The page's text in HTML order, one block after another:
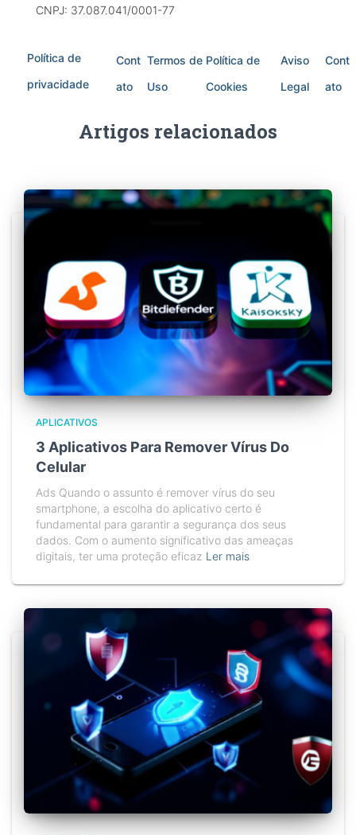
CNPJ: 37.087.041/0001-77
Política de
privacidade
Cont
ato
Termos de
Uso
Política de
Cookies
Aviso
Legal
Cont
ato
Artigos relacionados
APLICATIVOS
3 Aplicativos Para Remover Vírus Do
Celular
Ads Quando o assunto é remover vírus do seu
smartphone, a escolha do aplicativo certo é
fundamental para garantir a segurança dos seus
dados. Com o aumento significativo das ameaças
digitais, ter uma proteção eficaz Ler mais